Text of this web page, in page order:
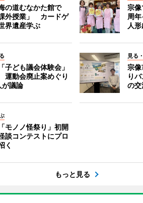
の道むなかた館で
課外授業」 カードゲ
界遺産学ぶ
宗
周
人
子ども議会体験会」
動会廃止案めぐり
が議論
見る
宗
り
の交
モノノ怪祭り」初開
コンテストにプロ
く
もっと見る